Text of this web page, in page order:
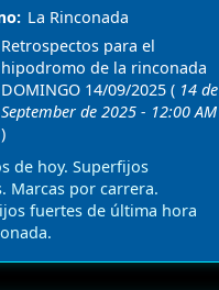
La Rinconada
Retrospectos para el
hipodromo de la rinconada
DOMINGO 14/09/2025 ( 14 de
September de 2025 - 12:00 AM
)
de hoy. Superfijos
Marcas por carrera.
fuertes de última hora